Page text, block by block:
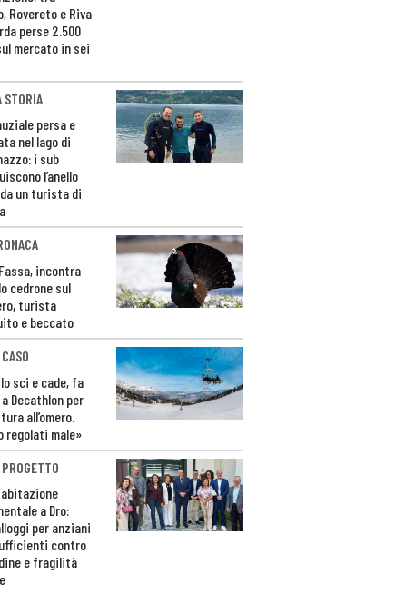
Rovereto e Riva
perse 2.500
mercato in sei
STORIA
persa e
nel lago di
i sub
l’anello
un turista di
incontra
cedrone sul
turista
e beccato
sci e cade, fa
Decathlon per
all’omero.
regolati male»
a Dro:
per anziani
contro
e fragilità